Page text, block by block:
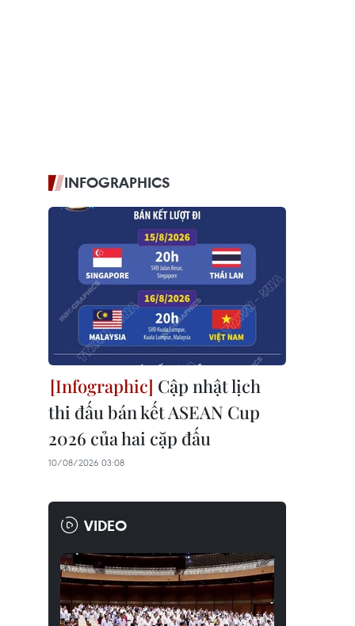
INFOGRAPHICS
Cập nhật lịch
thi đấu bán kết ASEAN Cup
2026 của hai cặp đấu
10/08/2026 03:08
VIDEO